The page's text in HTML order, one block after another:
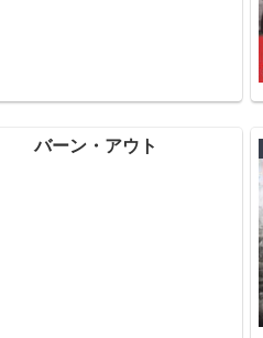
バーン・アウト